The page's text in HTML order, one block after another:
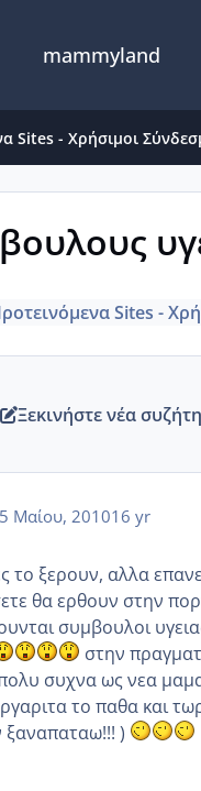
mammyland
Sites - Χρήσιμοι
Sites -
Ξεκινήστε νέα
Μαίου, 201016 yr
το ξερουν, αλλα
θα ερθουν στην
συμβουλοι
στην
συχνα ως νεα
το παθα και
ξαναπαταω!!! )